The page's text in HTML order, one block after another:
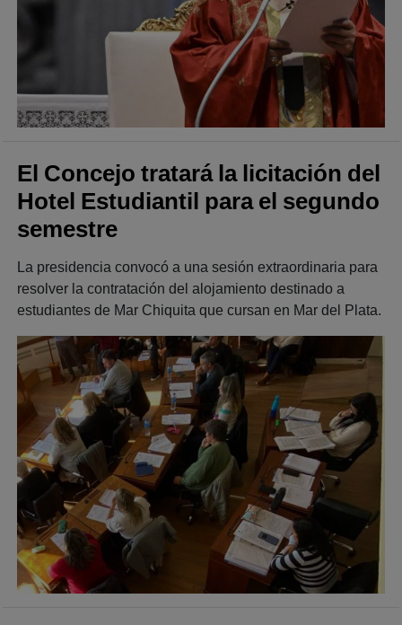
El Concejo tratará la licitación del
Hotel Estudiantil para el segundo
semestre
La presidencia convocó a una sesión extraordinaria para
resolver la contratación del alojamiento destinado a
estudiantes de Mar Chiquita que cursan en Mar del Plata.